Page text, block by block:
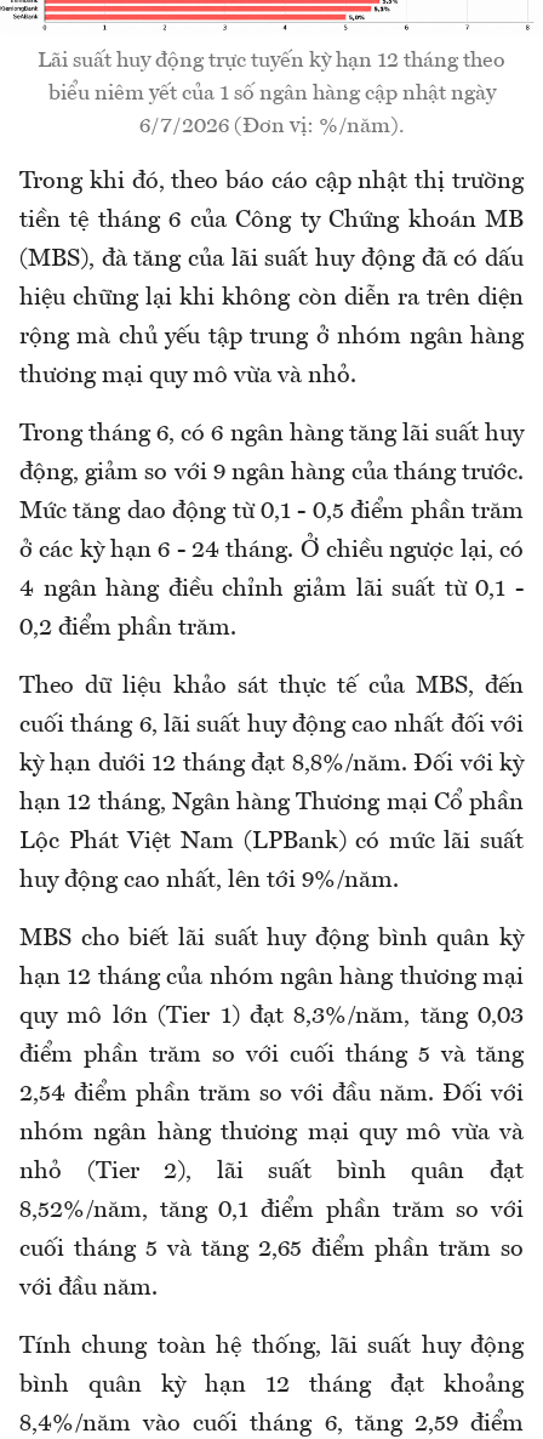
Lãi suất huy động trực tuyến kỳ hạn 12 tháng theo
biểu niêm yết của 1 số ngân hàng cập nhật ngày
6/7/2026 (Đơn vị: %/năm).
Trong khi đó, theo báo cáo cập nhật thị trường
tiền tệ tháng 6 của Công ty Chứng khoán MB
(MBS), đà tăng của lãi suất huy động đã có dấu
hiệu chững lại khi không còn diễn ra trên diện
rộng mà chủ yếu tập trung ở nhóm ngân hàng
thương mại quy mô vừa và nhỏ.
Trong tháng 6, có 6 ngân hàng tăng lãi suất huy
động, giảm so với 9 ngân hàng của tháng trước.
Mức tăng dao động từ 0,1 - 0,5 điểm phần trăm
ở các kỳ hạn 6 - 24 tháng. Ở chiều ngược lại, có
4 ngân hàng điều chỉnh giảm lãi suất từ 0,1 -
0,2 điểm phần trăm.
Theo dữ liệu khảo sát thực tế của MBS, đến
cuối tháng 6, lãi suất huy động cao nhất đối với
kỳ hạn dưới 12 tháng đạt 8,8%/năm. Đối với kỳ
hạn 12 tháng, Ngân hàng Thương mại Cổ phần
Lộc Phát Việt Nam (LPBank) có mức lãi suất
huy động cao nhất, lên tới 9%/năm.
MBS cho biết lãi suất huy động bình quân kỳ
hạn 12 tháng của nhóm ngân hàng thương mại
quy mô lớn (Tier 1) đạt 8,3%/năm, tăng 0,03
điểm phần trăm so với cuối tháng 5 và tăng
2,54 điểm phần trăm so với đầu năm. Đối với
nhóm ngân hàng thương mại quy mô vừa và
nhỏ (Tier 2), lãi suất bình quân đạt
8,52%/năm, tăng 0,1 điểm phần trăm so với
cuối tháng 5 và tăng 2,65 điểm phần trăm so
với đầu năm.
Tính chung toàn hệ thống, lãi suất huy động
bình quân kỳ hạn 12 tháng đạt khoảng
8,4%/năm vào cuối tháng 6, tăng 2,59 điểm